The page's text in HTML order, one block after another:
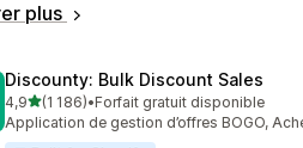
plus
Discounty: Bulk Discount Sales
4,9étoile(s) sur 5
(1 186)
1186 avis au total
•Forfait gratuit disponible
Application de gestion d’offres BOGO,